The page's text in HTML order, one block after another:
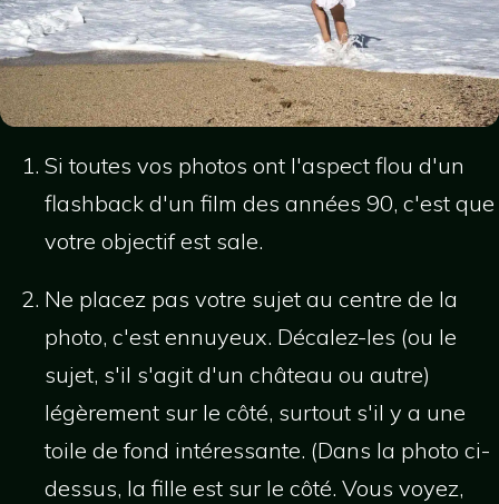
Si toutes vos photos ont l'aspect flou d'un
flashback d'un film des années 90, c'est que
votre objectif est sale.
Ne placez pas votre sujet au centre de la
photo, c'est ennuyeux. Décalez-les (ou le
sujet, s'il s'agit d'un château ou autre)
légèrement sur le côté, surtout s'il y a une
toile de fond intéressante. (Dans la photo ci-
dessus, la fille est sur le côté. Vous voyez,